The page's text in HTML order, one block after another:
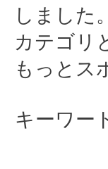
しました。
カテゴリ
もっとス
キーワー